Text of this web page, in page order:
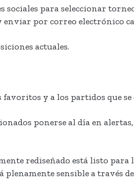
para seleccionar
por correo electrónico
actuales.
y a los partidos que
ponerse al día en
rediseñado está listo para
sensible a través